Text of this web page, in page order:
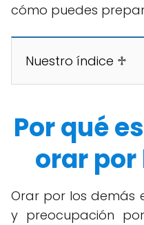
cómo puedes
Nuestro índice ♱
Por qué
orar
Orar por los demás
y preocupación